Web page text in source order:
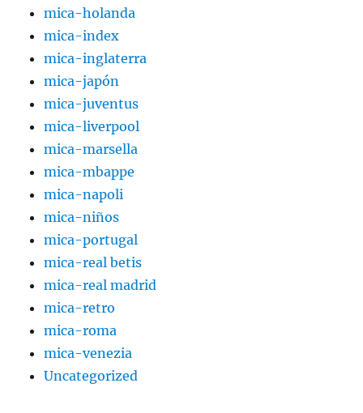
mica-holanda
mica-index
mica-inglaterra
mica-japón
mica-juventus
mica-liverpool
mica-marsella
mica-mbappe
mica-napoli
mica-niños
mica-portugal
mica-real betis
mica-real madrid
mica-retro
mica-roma
mica-venezia
Uncategorized